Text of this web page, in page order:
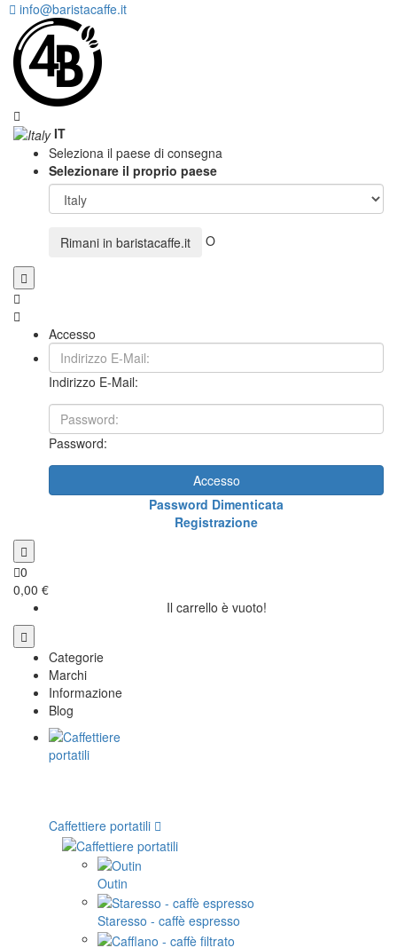
info@baristacaffe.it
IT
Seleziona il paese di consegna
Selezionare il proprio paese
Rimani in baristacaffe.it O
Accesso
Indirizzo E-Mail:
Password:
Accesso
Password Dimenticata
Registrazione
0
0,00 €
Il carrello è vuoto!
Categorie
Marchi
Informazione
Blog
Caffettiere portatili
Outin
Staresso - caffè espresso